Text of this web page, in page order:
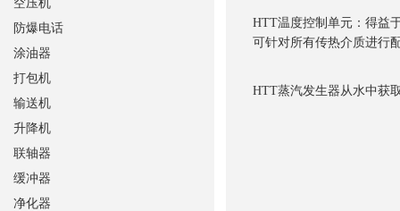
HTT温度控制单元：得益
可针对所有传热介质进行
HTT蒸汽发生器从水中获
空压机
防爆电话
涂油器
打包机
输送机
升降机
联轴器
缓冲器
净化器